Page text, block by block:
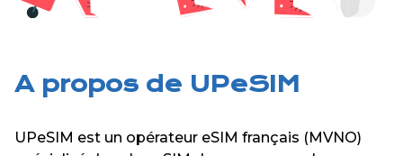
A propos de UPeSIM
UPeSIM est un opérateur eSIM français (MVNO)